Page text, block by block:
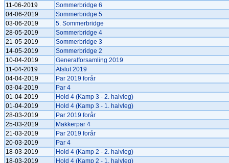
11-06-2019
Sommerbridge 6
04-06-2019
Sommerbridge 5
03-06-2019
5. Sommerbridge
28-05-2019
Sommerbridge 4
21-05-2019
Sommerbridge 3
14-05-2019
Sommerbridge 2
10-04-2019
Generalforsamling 2019
11-04-2019
Afslut 2019
04-04-2019
Par 2019 forår
03-04-2019
Par 4
01-04-2019
Hold 4 (Kamp 3 - 2. halvleg)
01-04-2019
Hold 4 (Kamp 3 - 1. halvleg)
28-03-2019
Par 2019 forår
25-03-2019
Makkerpar 4
21-03-2019
Par 2019 forår
20-03-2019
Par 4
18-03-2019
Hold 4 (Kamp 2 - 2. halvleg)
18-03-2019
Hold 4 (Kamp 2 - 1. halvleg)